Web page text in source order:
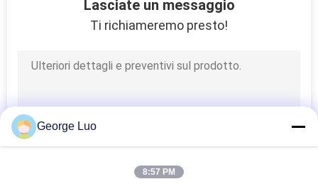
Lasciate un messaggio
Ti richiameremo presto!
George Luo
8:57 PM